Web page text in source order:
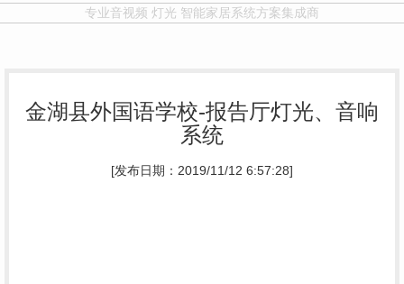
专业音视频 灯光 智能家居系统方案集成商
金湖县外国语学校-报告厅灯光、音响
系统
[发布日期：2019/11/12 6:57:28]